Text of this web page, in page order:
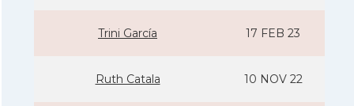
Trini Garcí­a 17 FEB 23
Ruth Catala 10 NOV 22